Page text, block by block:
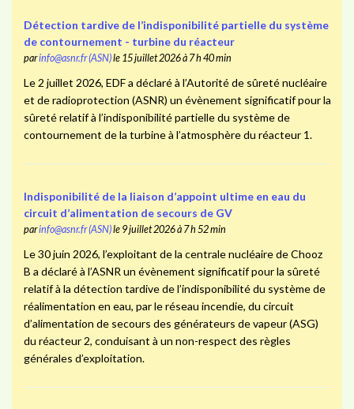
Détection tardive de l’indisponibilité partielle du système
de contournement - turbine du réacteur
parinfo@asnr.fr (ASN)le 15 juillet 2026 à 7 h 40 min
Le 2 juillet 2026, EDF a déclaré à l’Autorité de sûreté nucléaire
et de radioprotection (ASNR) un évènement significatif pour la
sûreté relatif à l’indisponibilité partielle du système de
contournement de la turbine à l’atmosphère du réacteur 1.
Indisponibilité de la liaison d’appoint ultime en eau du
circuit d’alimentation de secours de GV
parinfo@asnr.fr (ASN)le 9 juillet 2026 à 7 h 52 min
Le 30 juin 2026, l’exploitant de la centrale nucléaire de Chooz
B a déclaré à l’ASNR un évènement significatif pour la sûreté
relatif à la détection tardive de l’indisponibilité du système de
réalimentation en eau, par le réseau incendie, du circuit
d’alimentation de secours des générateurs de vapeur (ASG)
du réacteur 2, conduisant à un non-respect des règles
générales d’exploitation.